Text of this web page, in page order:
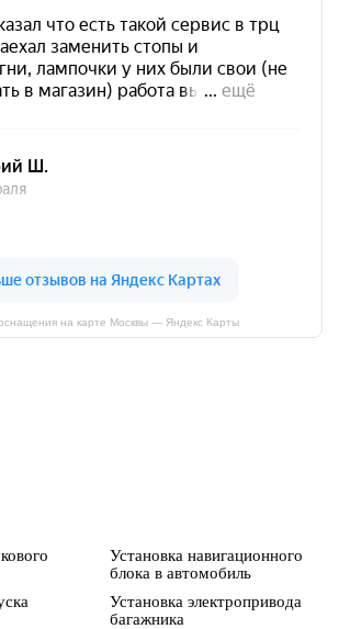
на карте Москвы — Яндекс Карты
Установка навигационного
блока в автомобиль
Установка электропривода
багажника